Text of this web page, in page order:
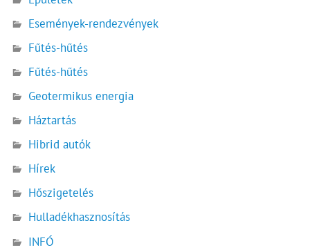
Események-rendezvények
Fűtés-hűtés
Fűtés-hűtés
Geotermikus energia
Háztartás
Hibrid autók
Hírek
Hőszigetelés
Hulladékhasznosítás
INFÓ